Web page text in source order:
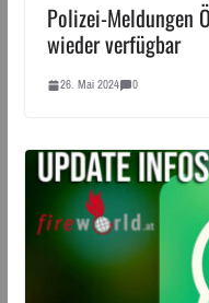
Polizei-Meldungen
wieder verfügbar
26. Mai 2024 0